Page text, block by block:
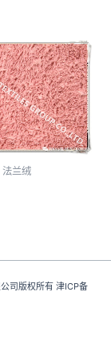
兰绒
司版权所有 津ICP备